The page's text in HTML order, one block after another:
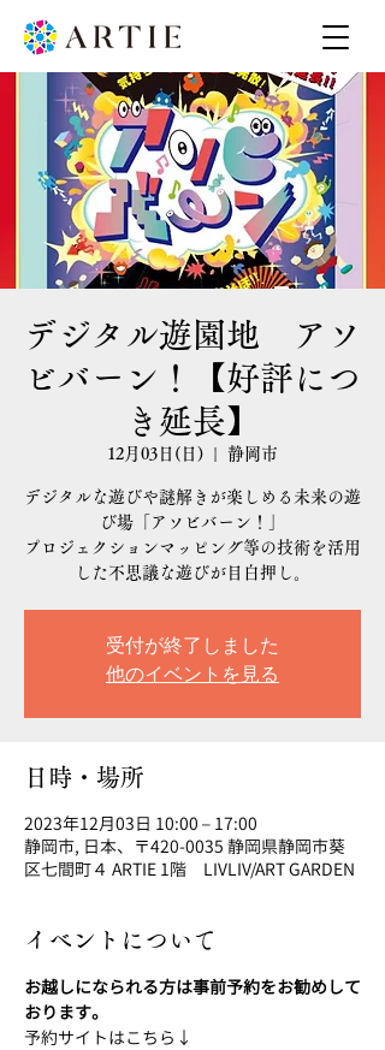
デジタル遊園地 アソ
ビバーン！【好評につ
き延長】
12月03日(日) 静岡市
デジタルな遊びや謎解きが楽しめる未来の遊
び場「アソビバーン！」
プロジェクションマッピング等の技術を活用
した不思議な遊びが目白押し。
受付が終了しました
他のイベントを見る
日時・場所
2023年12月03日 10:00 – 17:00
静岡市, 日本、〒420-0035 静岡県静岡市葵
区七間町４ ARTIE 1階 LIVLIV/ART GARDEN
イベントについて
お越しになられる方は事前予約をお勧めして
おります。
予約サイトはこちら↓